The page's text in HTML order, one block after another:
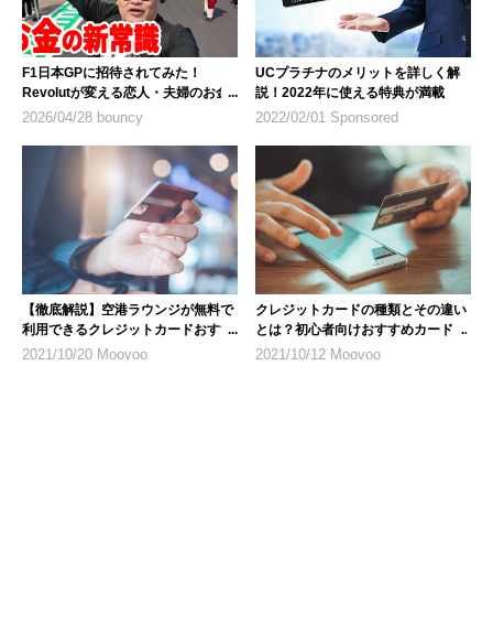
F1日本GPに招待されてみた！
Revolutが変える恋人・夫婦のお金
の新常識（更新）
2026/04/28 bouncy
UCプラチナのメリットを詳しく解
説！2022年に使える特典が満載
2022/02/01 Sponsored
【徹底解説】空港ラウンジが無料で
利用できるクレジットカードおすす
め8選
2021/10/20 Moovoo
クレジットカードの種類とその違い
とは？初心者向けおすすめカードも
2021/10/12 Moovoo